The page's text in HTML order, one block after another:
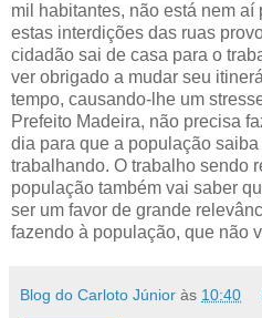
mil habitantes, não está nem
estas interdições das ruas
cidadão sai de casa para o
ver obrigado a mudar seu
tempo, causando-lhe um
Prefeito Madeira, não precisa
dia para que a população
trabalhando. O trabalho sendo
população também vai saber
ser um favor de grande
fazendo à população, que não
Blog do Carloto Júnior às 10:40